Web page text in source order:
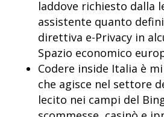
laddove richiesto dalla
assistente quanto
direttiva e-Privacy in
Spazio economico
Codere inside Italia è
che agisce nel settore
lecito nei campi del